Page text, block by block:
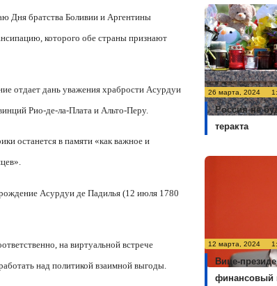
Дня братства Боливии и Аргентины
которого обе страны признают
отдает дань уважения храбрости Асурдуи
Рио-де-ла-Плата и Альто-Перу.
останется в памяти «как важное и
рождение Асурдуи де Падилья (12 июля 1780
на виртуальной встрече
над политикой взаимной выгоды.
26 марта, 2024
Россия не
теракта
12 марта, 2024
Вице-
финансовый